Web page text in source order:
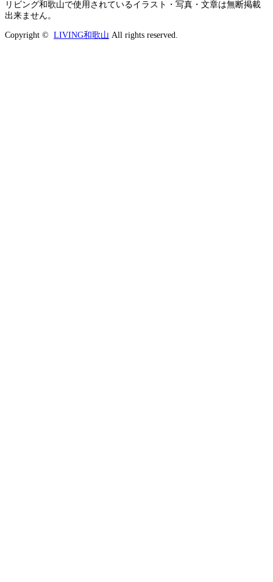
リビング和歌山で使用されているイラスト・写真・文章は無断掲載
出来ません。
Copyright © LIVING和歌山 All rights reserved.